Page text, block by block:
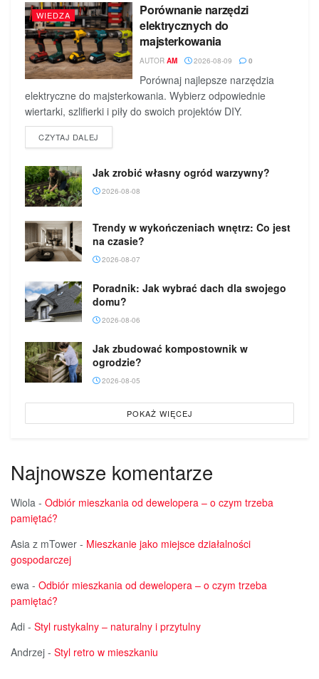
WIEDZA
Porównanie narzędzi
elektrycznych do
majsterkowania
AUTOR AM 2026-08-09 0
Porównaj najlepsze narzędzia
elektryczne do majsterkowania. Wybierz odpowiednie
wiertarki, szlifierki i piły do swoich projektów DIY.
CZYTAJ DALEJ
Jak zrobić własny ogród warzywny?
2026-08-08
Trendy w wykończeniach wnętrz: Co jest
na czasie?
2026-08-07
Poradnik: Jak wybrać dach dla swojego
domu?
2026-08-06
Jak zbudować kompostownik w
ogrodzie?
2026-08-05
POKAŻ WIĘCEJ
Najnowsze komentarze
Wiola - Odbiór mieszkania od dewelopera – o czym trzeba
pamiętać?
Asia z mTower - Mieszkanie jako miejsce działalności
gospodarczej
ewa - Odbiór mieszkania od dewelopera – o czym trzeba
pamiętać?
Adi - Styl rustykalny – naturalny i przytulny
Andrzej - Styl retro w mieszkaniu